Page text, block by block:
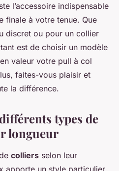
l’accessoire indispensable
finale à votre tenue. Que
discret ou pour un collier
est de choisir un modèle
valeur votre pull à col
faites-vous plaisir et
la différence.
types de
longueur
colliers selon leur